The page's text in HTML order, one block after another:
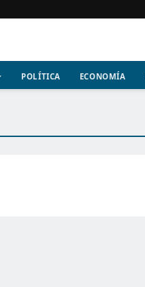
POLÍTICA ECONOMÍA